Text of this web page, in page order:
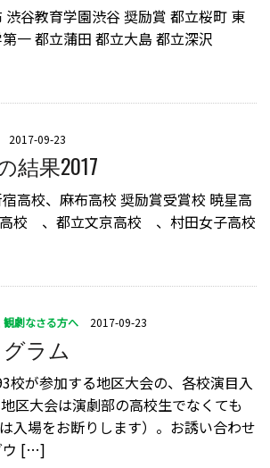
谷教育学園渋谷 奨励賞 都立桜町 東
一 都立蒲田 都立大島 都立深沢
2017-09-23
結果2017
高校、麻布高校 奨励賞受賞校 暁星高
校 、都立文京高校 、村田女子高校
観劇なさる方へ 2017-09-23
ラム
校が参加する地区大会の、各校演目入
区大会は演劇部の高校生でなくても
入場をお断りします）。お誘い合わせ
ウ […]